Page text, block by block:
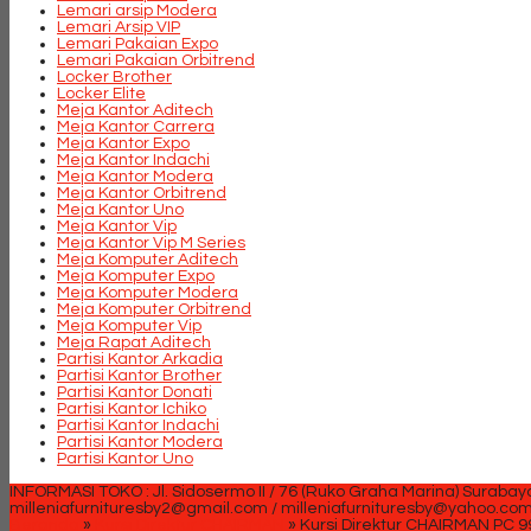
Lemari arsip Modera
Lemari Arsip VIP
Lemari Pakaian Expo
Lemari Pakaian Orbitrend
Locker Brother
Locker Elite
Meja Kantor Aditech
Meja Kantor Carrera
Meja Kantor Expo
Meja Kantor Indachi
Meja Kantor Modera
Meja Kantor Orbitrend
Meja Kantor Uno
Meja Kantor Vip
Meja Kantor Vip M Series
Meja Komputer Aditech
Meja Komputer Expo
Meja Komputer Modera
Meja Komputer Orbitrend
Meja Komputer Vip
Meja Rapat Aditech
Partisi Kantor Arkadia
Partisi Kantor Brother
Partisi Kantor Donati
Partisi Kantor Ichiko
Partisi Kantor Indachi
Partisi Kantor Modera
Partisi Kantor Uno
INFORMASI TOKO : Jl. Sidosermo II / 76 (Ruko Graha Marina)
milleniafurnituresby2@gmail.com / milleniafurnituresby@yahoo.com
» » Kursi Direktur CHAIRMAN PC